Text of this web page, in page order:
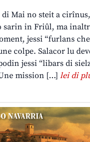
di Mai no steit a
sarin in Friûl, ma
jessi “furlans
colpe. Salacor lu
jessi “libars di
mission […] lei di